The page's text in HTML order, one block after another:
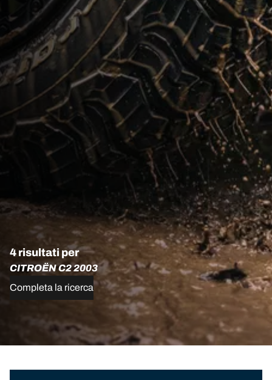
4 risultati per
CITROËN C2 2003
Completa la ricerca